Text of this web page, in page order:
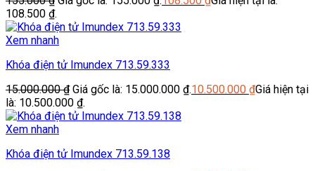
108.500 ₫.
Xem nhanh
Khóa điện tử Imundex 713.59.333
15.000.000₫ Giá gốc là: 15.000.000 ₫.10.500.000 ₫Giá hiện tại
là: 10.500.000 ₫.
Xem nhanh
Khóa điện tử Imundex 713.59.138